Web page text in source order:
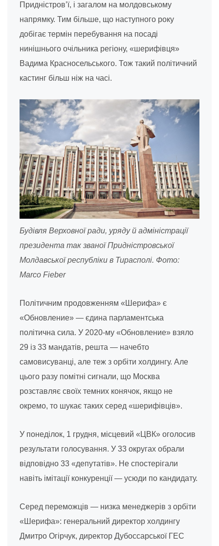
Придністров’ї, і загалом на молдовському
напрямку. Тим більше, що наступного року
добігає термін перебування на посаді
нинішнього очільника регіону, «шерифівця»
Вадима Красносельського. Тож такий політичний
кастинг більш ніж на часі.
Будівля Верховної ради, уряду й адміністрації
президента так званої Придністровської
Молдавської республіки в Тирасполі. Фото:
Marco Fieber
Політичним продовженням «Шерифа» є
«Обновление» — єдина парламентська
політична сила. У 2020-му «Обновление» взяло
29 із 33 мандатів, решта — начебто
самовисуванці, але теж з орбіти холдингу. Але
цього разу помітні сигнали, що Москва
розставляє своїх темних конячок, якщо не
окремо, то шукає таких серед «шерифівців».
У понеділок, 1 грудня, місцевий «ЦВК» оголосив
результати голосування. У 33 округах обрали
відповідно 33 «депутатів». Не спостерігали
навіть імітації конкуренції — усюди по кандидату.
Серед переможців — низка менеджерів з орбіти
«Шерифа»: генеральний директор холдингу
Дмитро Огірчук, директор Дубоссарської ГЕС